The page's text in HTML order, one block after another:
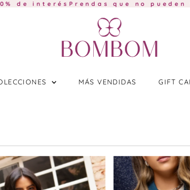
interésPrendas que no pueden
MÁS VENDIDAS GIFT